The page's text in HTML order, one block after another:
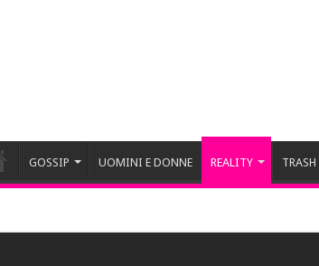
GOSSIP UOMINI E DONNE REALITY TRASH